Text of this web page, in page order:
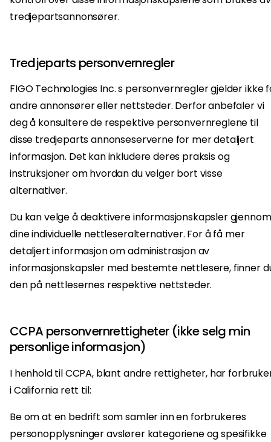
tredjepartsannonsører.
Tredjeparts personvernregler
FIGO Technologies Inc. s personvernregler gjelder ikke
andre annonsører eller nettsteder. Derfor anbefaler vi
deg å konsultere de respektive personvernreglene til
disse tredjeparts annonseserverne for mer detaljert
informasjon. Det kan inkludere deres praksis og
instruksjoner om hvordan du velger bort visse
alternativer.
Du kan velge å deaktivere informasjonskapsler gjennom
dine individuelle nettleseralternativer. For å få mer
detaljert informasjon om administrasjon av
informasjonskapsler med bestemte nettlesere, finner
den på nettlesernes respektive nettsteder.
CCPA personvernrettigheter (ikke selg min
personlige informasjon)
I henhold til CCPA, blant andre rettigheter, har
i California rett til:
Be om at en bedrift som samler inn en forbrukeres
personopplysninger avslører kategoriene og spesifikke